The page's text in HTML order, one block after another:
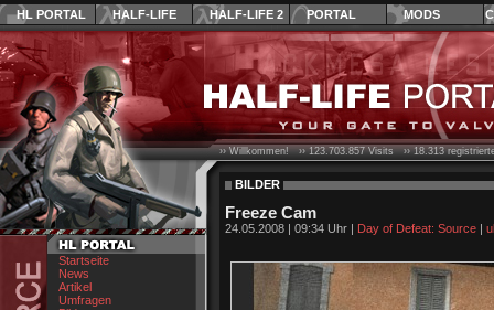
HL PORTAL HALF-LIFE HALF-LIFE 2 PORTAL MODS
Startseite
News
Artikel
Umfragen
›› Willkommen! ››123.703.857Visits ››18.313
BILDER
Freeze Cam
24.05.2008 | 09:34 Uhr | Day of Defeat: Source |